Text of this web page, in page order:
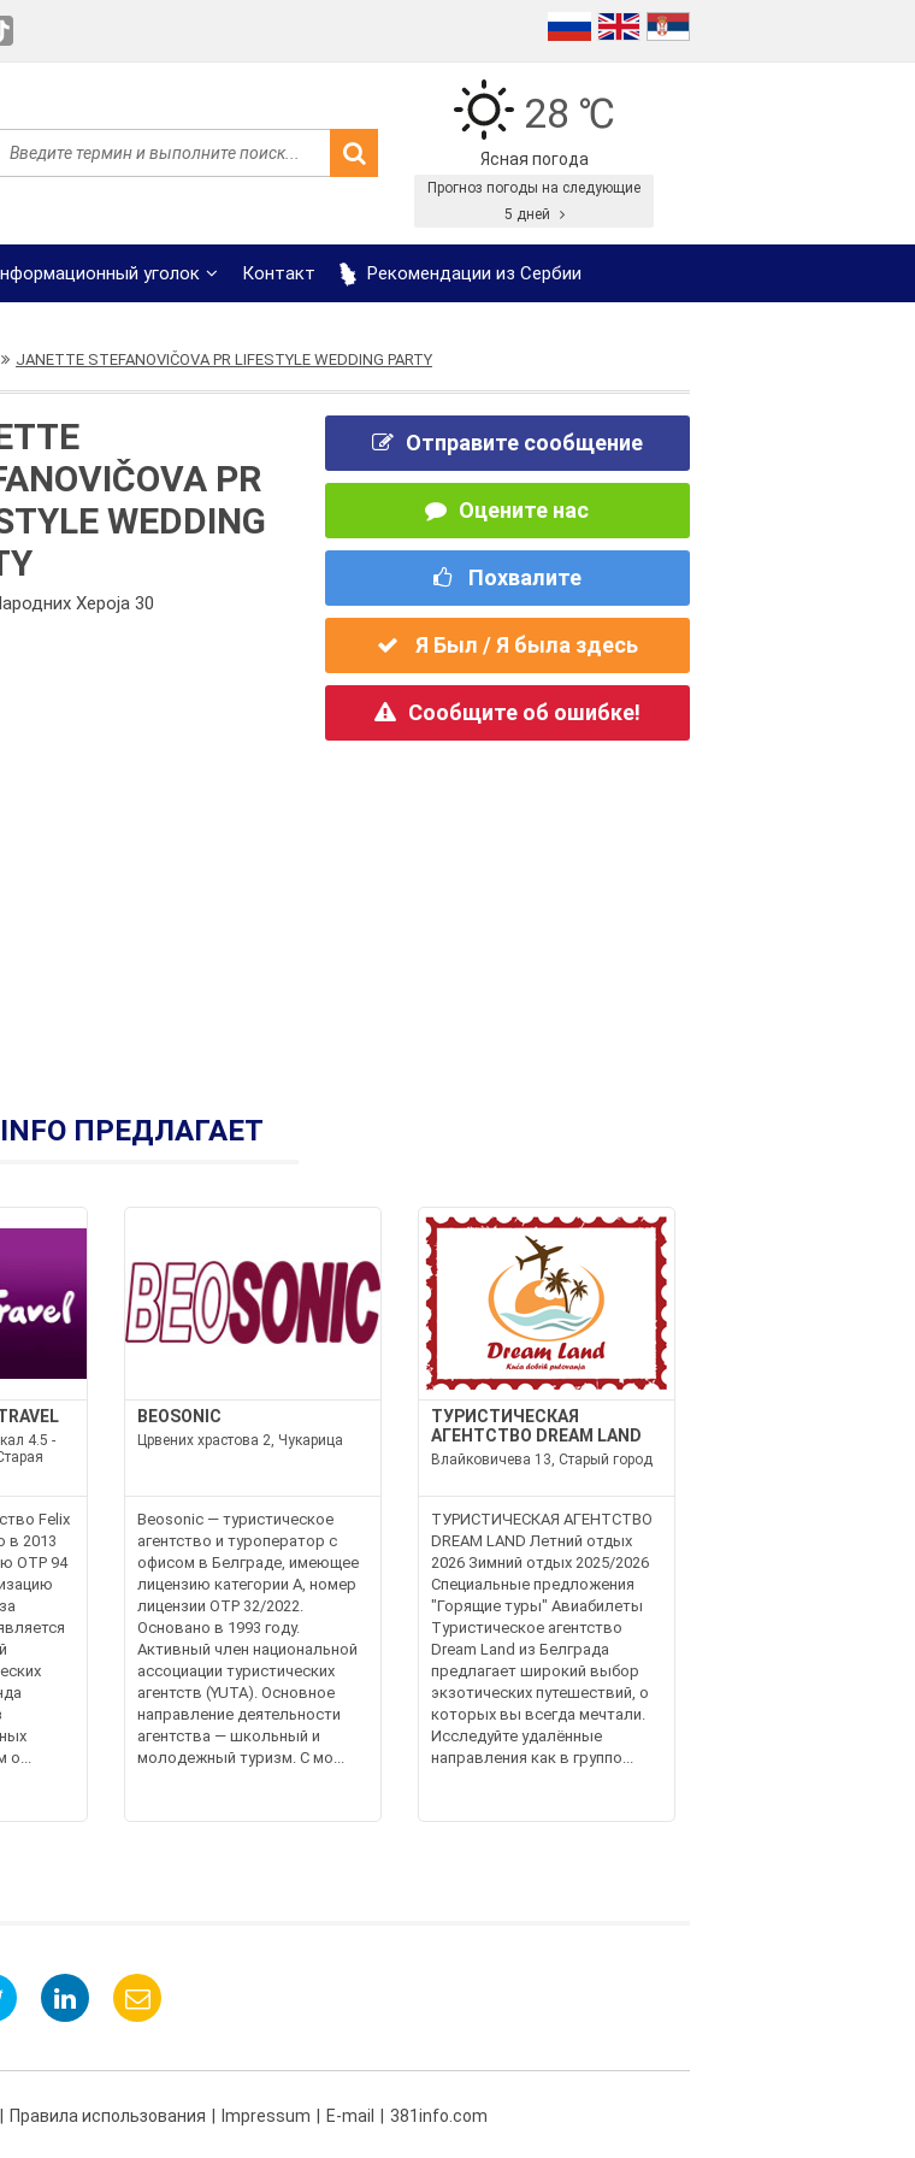
28 ℃
Ясная погода
Прогноз погоды на следующие
5 дней
уголок Контакт Рекомендации из Сербии
JANETTE STEFANOVIČOVA PR LIFESTYLE WEDDING PARTY
PR
WEDDING
Хероја 30
Отправите сообщение
Оцените нас
Похвалите
Я Был / Я была здесь
Сообщите об ошибке!
ПРЕДЛАГАЕТ
4.5 -
Felix
в 2013
OTP 94
BEOSONIC
Црвених храстова 2, Чукарица
Beosonic — туристическое
агентство и туроператор с
офисом в Белграде, имеющее
лицензию категории А, номер
лицензии OTP 32/2022.
Основано в 1993 году.
Активный член национальной
ассоциации туристических
агентств (YUTA). Основное
направление деятельности
агентства — школьный и
молодежный туризм. С мо...
ТУРИСТИЧЕСКАЯ
АГЕНТСТВО DREAM LAND
Влайковичева 13, Старый город
ТУРИСТИЧЕСКАЯ АГЕНТСТВО
DREAM LAND Летний отдых
2026 Зимний отдых 2025/2026
Специальные предложения
"Горящие туры" Авиабилеты
Туристическое агентство
Dream Land из Белграда
предлагает широкий выбор
экзотических путешествий, о
которых вы всегда мечтали.
Исследуйте удалённые
направления как в группо...
Правила использования Impressum E-mail 381info.com